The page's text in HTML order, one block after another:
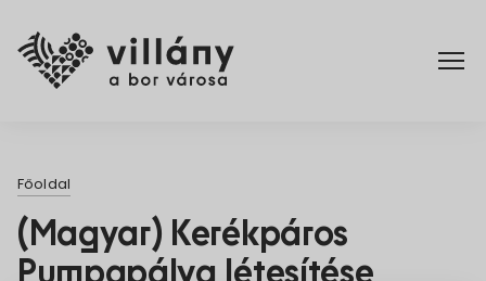
Rendelettár
Turizmus
Főoldal
(Magyar) Kerékpáros
Pumpapálya létesítése